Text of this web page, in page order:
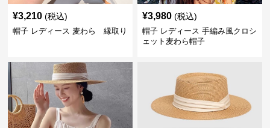
¥3,210 (税込)
帽子 レディース 麦わら 縁取り
¥3,980 (税込)
帽子 レディース 手編み風クロシ
ェット麦わら帽子